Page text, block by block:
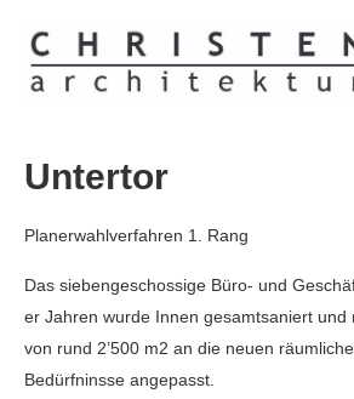
Untertor
Planerwahlverfahren 1. Rang
Das siebengeschossige Büro- und
er Jahren wurde Innen gesamtsaniert und
von rund 2’500 m2 an die neuen
Bedürfninsse angepasst.